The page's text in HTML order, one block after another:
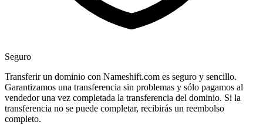
Seguro
Transferir un dominio con Nameshift.com es seguro y sencillo.
Garantizamos una transferencia sin problemas y sólo pagamos al
vendedor una vez completada la transferencia del dominio. Si la
transferencia no se puede completar, recibirás un reembolso
completo.